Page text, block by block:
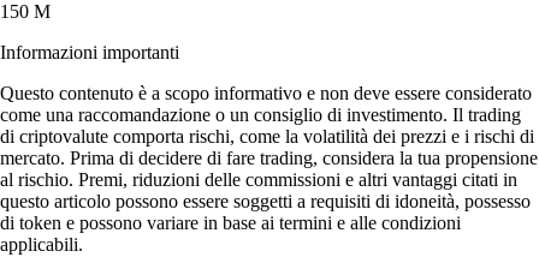
150 M
Informazioni importanti
Questo contenuto è a scopo informativo e non deve essere considerato
come una raccomandazione o un consiglio di investimento. Il trading
di criptovalute comporta rischi, come la volatilità dei prezzi e i rischi di
mercato. Prima di decidere di fare trading, considera la tua propensione
al rischio. Premi, riduzioni delle commissioni e altri vantaggi citati in
questo articolo possono essere soggetti a requisiti di idoneità, possesso
di token e possono variare in base ai termini e alle condizioni
applicabili.